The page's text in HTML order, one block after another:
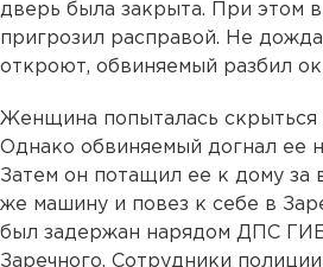
дверь была закрыта. При этом в
пригрозил расправой. Не
откроют, обвиняемый разбил
Женщина попыталась скрыться
Однако обвиняемый догнал ее
Затем он потащил ее к дому за
же машину и повез к себе в
был задержан нарядом ДПС
Заречного. Сотрудники